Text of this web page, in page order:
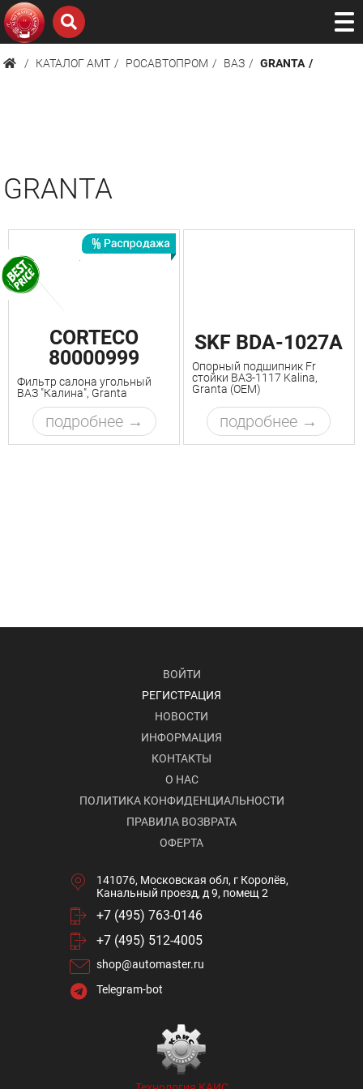
КАТАЛОГ AMТ РОСАВТОПРОМ ВАЗ GRANTA
GRANTA
CORTECO
80000999
Фильтр салона угольный
ВАЗ "Калина", Granta
подробнее
SKF BDA-1027A
Опорный подшипник Fr
стойки ВАЗ-1117 Kalina,
Granta (ОЕМ)
подробнее
ВОЙТИ
РЕГИСТРАЦИЯ
НОВОСТИ
ИНФОРМАЦИЯ
КОНТАКТЫ
О НАС
ПОЛИТИКА КОНФИДЕНЦИАЛЬНОСТИ
ПРАВИЛА ВОЗВРАТА
ОФЕРТА
141076, Московская обл, г Королёв,
Канальный проезд, д 9, помещ 2
+7 (495) 763-0146
+7 (495) 512-4005
shop@automaster.ru
Telegram-bot